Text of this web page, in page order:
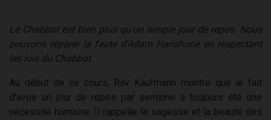
Le Chabbat est bien plus qu'un simple jour de repos. Nous
pouvons réparer la faute d'Adam Harishone en respectant
les lois du Chabbat.
Au début de ce cours, Rav Kaufmann montre que le fait
d'avoir un jour de repos par semaine a toujours été une
nécessité humaine. Il rappelle la sagesse et la beauté des